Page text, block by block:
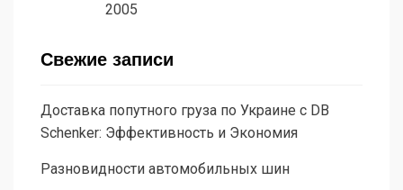
2005
Свежие записи
Доставка попутного груза по Украине с DB
Schenker: Эффективность и Экономия
Разновидности автомобильных шин